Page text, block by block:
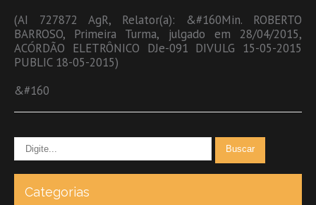
(AI 727872 AgR, Relator(a): &#160Min. ROBERTO
BARROSO, Primeira Turma, julgado em 28/04/2015,
ACÓRDÃO ELETRÔNICO DJe-091 DIVULG 15-05-2015
PUBLIC 18-05-2015)
&#160
Categorias